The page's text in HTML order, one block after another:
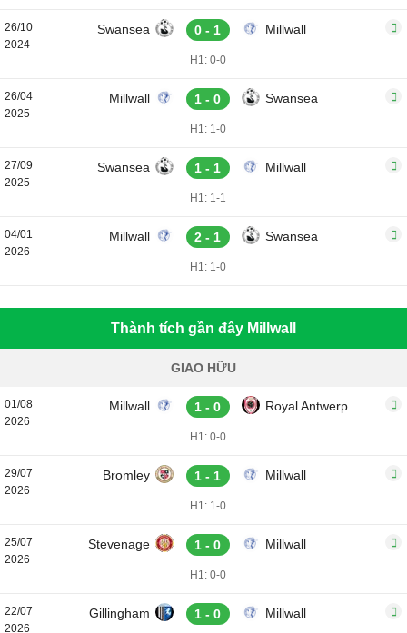
26/10
2024
Swansea 0 - 1 Millwall
H1: 0-0
26/04
2025
Millwall 1 - 0 Swansea
H1: 1-0
27/09
2025
Swansea 1 - 1 Millwall
H1: 1-1
04/01
2026
Millwall 2 - 1 Swansea
H1: 1-0
Thành tích gần đây Millwall
GIAO HỮU
01/08
2026
Millwall 1 - 0 Royal Antwerp
H1: 0-0
29/07
2026
Bromley 1 - 1 Millwall
H1: 1-0
25/07
2026
Stevenage 1 - 0 Millwall
H1: 0-0
22/07
2026
Gillingham 1 - 0 Millwall